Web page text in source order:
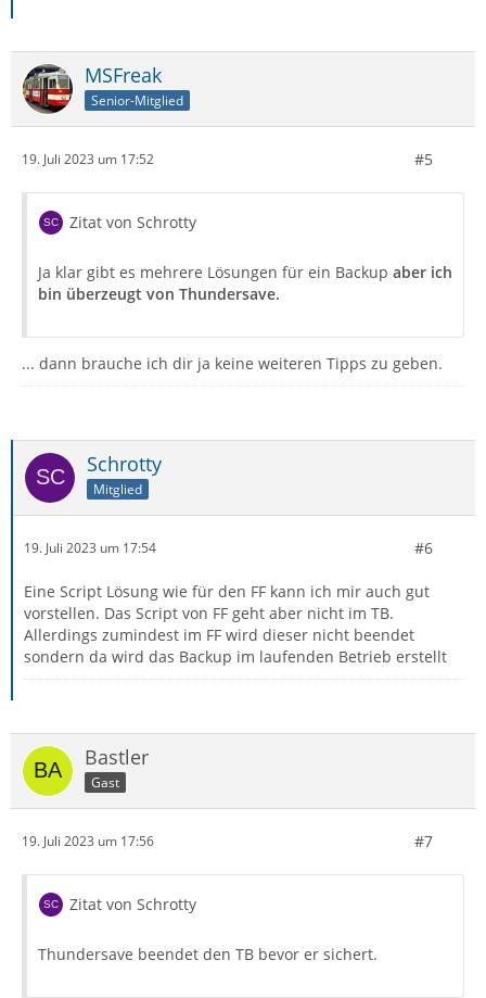
MSFreak
Senior-Mitglied
19. Juli 2023 um 17:52 #5
Zitat von Schrotty
Ja klar gibt es mehrere Lösungen für ein Backup aber ich
bin überzeugt von Thundersave.
... dann brauche ich dir ja keine weiteren Tipps zu geben.
Schrotty
Mitglied
19. Juli 2023 um 17:54 #6
Eine Script Lösung wie für den FF kann ich mir auch gut
vorstellen. Das Script von FF geht aber nicht im TB.
Allerdings zumindest im FF wird dieser nicht beendet
sondern da wird das Backup im laufenden Betrieb erstellt
Bastler
Gast
19. Juli 2023 um 17:56 #7
Zitat von Schrotty
Thundersave beendet den TB bevor er sichert.